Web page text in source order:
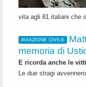
vita agli 81 italiani che
AVIAZIONE CIVILE
memoria di
E ricorda anche le
Le due stragi